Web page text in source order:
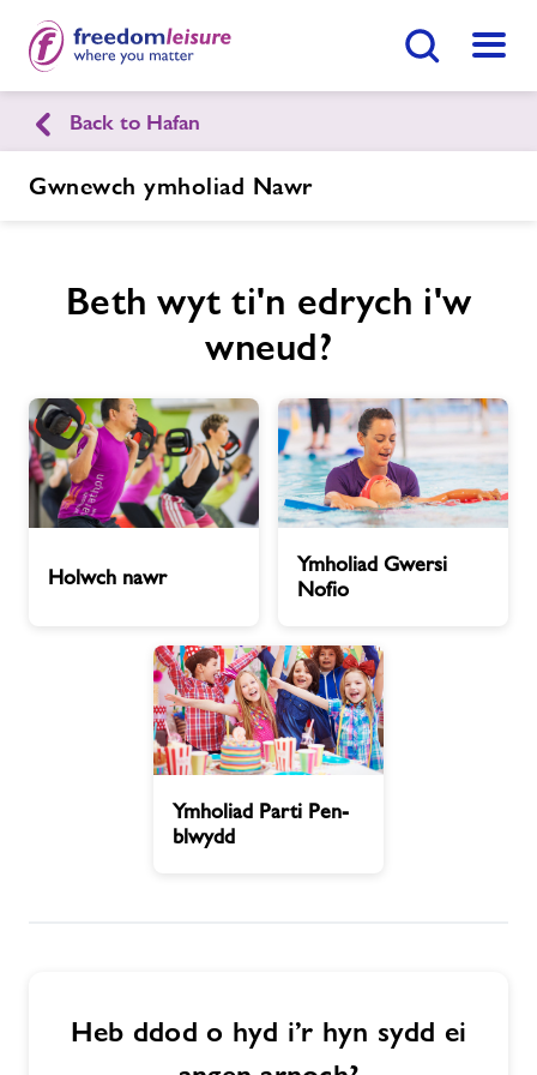
English Cymraeg
Canolfan Hamdden a Gweithgareddau
Ein cyfleusterau
Amserlenni
Aelodaeth
Newyddion
Cysylltwch â ni
Ymunwch Nawr
Gwnewch Ymholiad Nawr
Dod O Hyd I Ganolfan
Back to Hafan
Gwnewch ymholiad Nawr
Beth wyt ti'n edrych i'w
wneud?
nawr
Holwch nawr
Gwersi
Nofio
Ymholiad Gwersi
Nofio
Parti
Pen-
Ymholiad Parti Pen-
blwydd
Heb ddod o hyd i’r hyn sydd ei